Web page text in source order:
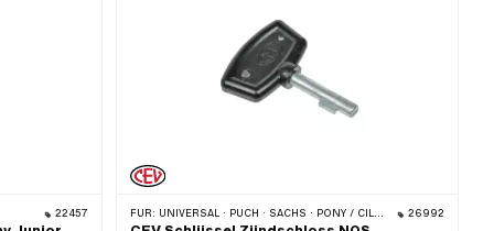
22457 FÜR: UNIVERSAL · PUCH · SACHS · PONY / CILO (BETA 521 & 512) 26992